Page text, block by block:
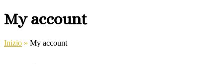
My account
Inizio » My account